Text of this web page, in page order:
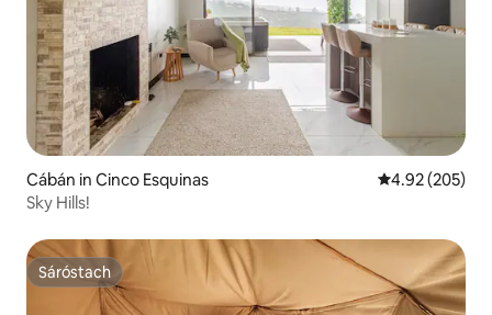
Cábán in Cinco Esquinas Meánrátáil
4.92 (205)
Sky Hills!
Sáróstach
Sáróstach